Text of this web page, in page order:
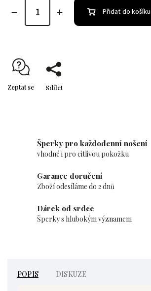
Přidat do košíku
Zeptat se Sdílet
Šperky pro každodenní nošení
vhodné i pro citlivou pokožku
Garance doručení
Zboží odesíláme do 2 dnů
Dárek od srdce
Šperky s hlubokým významem
POPIS DISKUZE